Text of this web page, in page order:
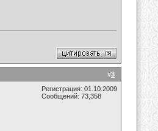
#3
Регистрация: 01.10.2009
Сообщений: 73,358